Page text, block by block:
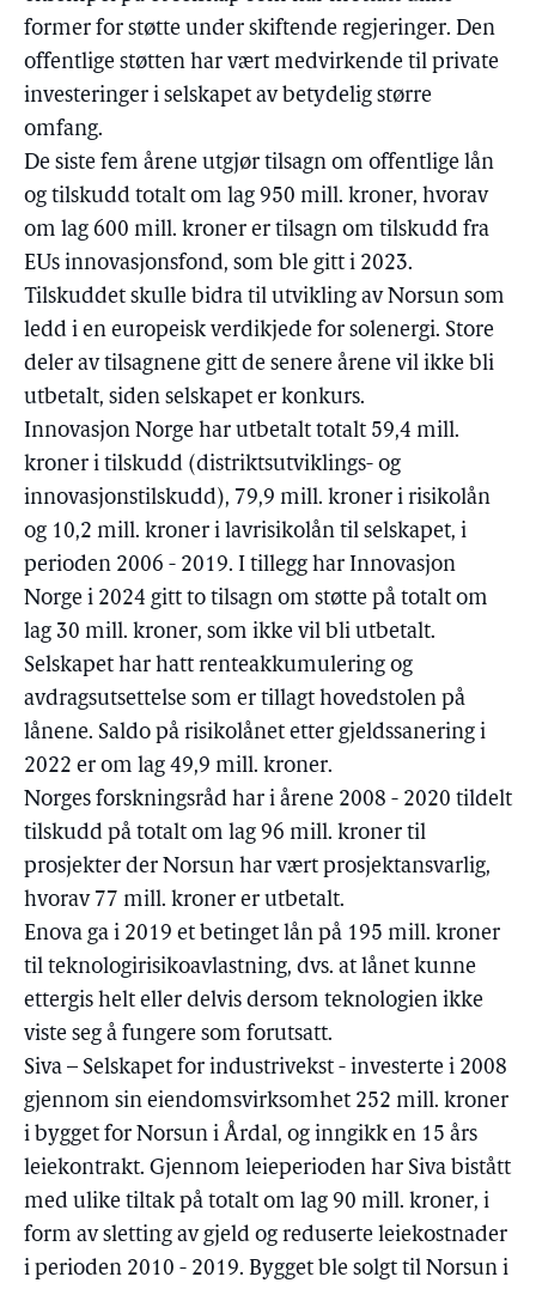
former for støtte under skiftende regjeringer. Den
offentlige støtten har vært medvirkende til private
investeringer i selskapet av betydelig større
omfang.
De siste fem årene utgjør tilsagn om offentlige lån
og tilskudd totalt om lag 950 mill. kroner, hvorav
om lag 600 mill. kroner er tilsagn om tilskudd fra
EUs innovasjonsfond, som ble gitt i 2023.
Tilskuddet skulle bidra til utvikling av Norsun som
ledd i en europeisk verdikjede for solenergi. Store
deler av tilsagnene gitt de senere årene vil ikke bli
utbetalt, siden selskapet er konkurs.
Innovasjon Norge har utbetalt totalt 59,4 mill.
kroner i tilskudd (distriktsutviklings- og
innovasjonstilskudd), 79,9 mill. kroner i risikolån
og 10,2 mill. kroner i lavrisikolån til selskapet, i
perioden 2006 - 2019. I tillegg har Innovasjon
Norge i 2024 gitt to tilsagn om støtte på totalt om
lag 30 mill. kroner, som ikke vil bli utbetalt.
Selskapet har hatt renteakkumulering og
avdragsutsettelse som er tillagt hovedstolen på
lånene. Saldo på risikolånet etter gjeldssanering i
2022 er om lag 49,9 mill. kroner.
Norges forskningsråd har i årene 2008 - 2020 tildelt
tilskudd på totalt om lag 96 mill. kroner til
prosjekter der Norsun har vært prosjektansvarlig,
hvorav 77 mill. kroner er utbetalt.
Enova ga i 2019 et betinget lån på 195 mill. kroner
til teknologirisikoavlastning, dvs. at lånet kunne
ettergis helt eller delvis dersom teknologien ikke
viste seg å fungere som forutsatt.
Siva – Selskapet for industrivekst - investerte i 2008
gjennom sin eiendomsvirksomhet 252 mill. kroner
i bygget for Norsun i Årdal, og inngikk en 15 års
leiekontrakt. Gjennom leieperioden har Siva bistått
med ulike tiltak på totalt om lag 90 mill. kroner, i
form av sletting av gjeld og reduserte leiekostnader
i perioden 2010 - 2019. Bygget ble solgt til Norsun i